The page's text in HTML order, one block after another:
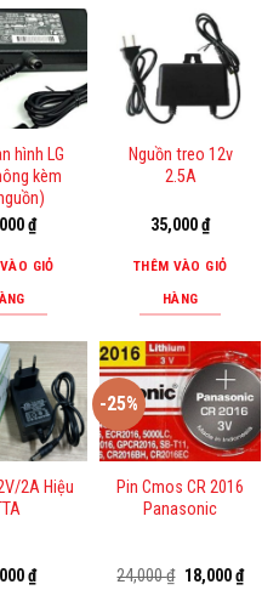
hình LG
kèm
₫
GIỎ
Nguồn treo 12v
2.5A
35,000₫
THÊM VÀO GIỎ
HÀNG
2A Hiệu
₫
-25%
Pin Cmos CR 2016
Panasonic
24,000₫ Giá
gốc
18,000₫Giá
hiện